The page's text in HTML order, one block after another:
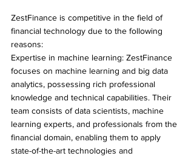
ZestFinance is competitive in the field of
financial technology due to the following
reasons:
Expertise in machine learning: ZestFinance
focuses on machine learning and big data
analytics, possessing rich professional
knowledge and technical capabilities. Their
team consists of data scientists, machine
learning experts, and professionals from the
financial domain, enabling them to apply
state-of-the-art technologies and